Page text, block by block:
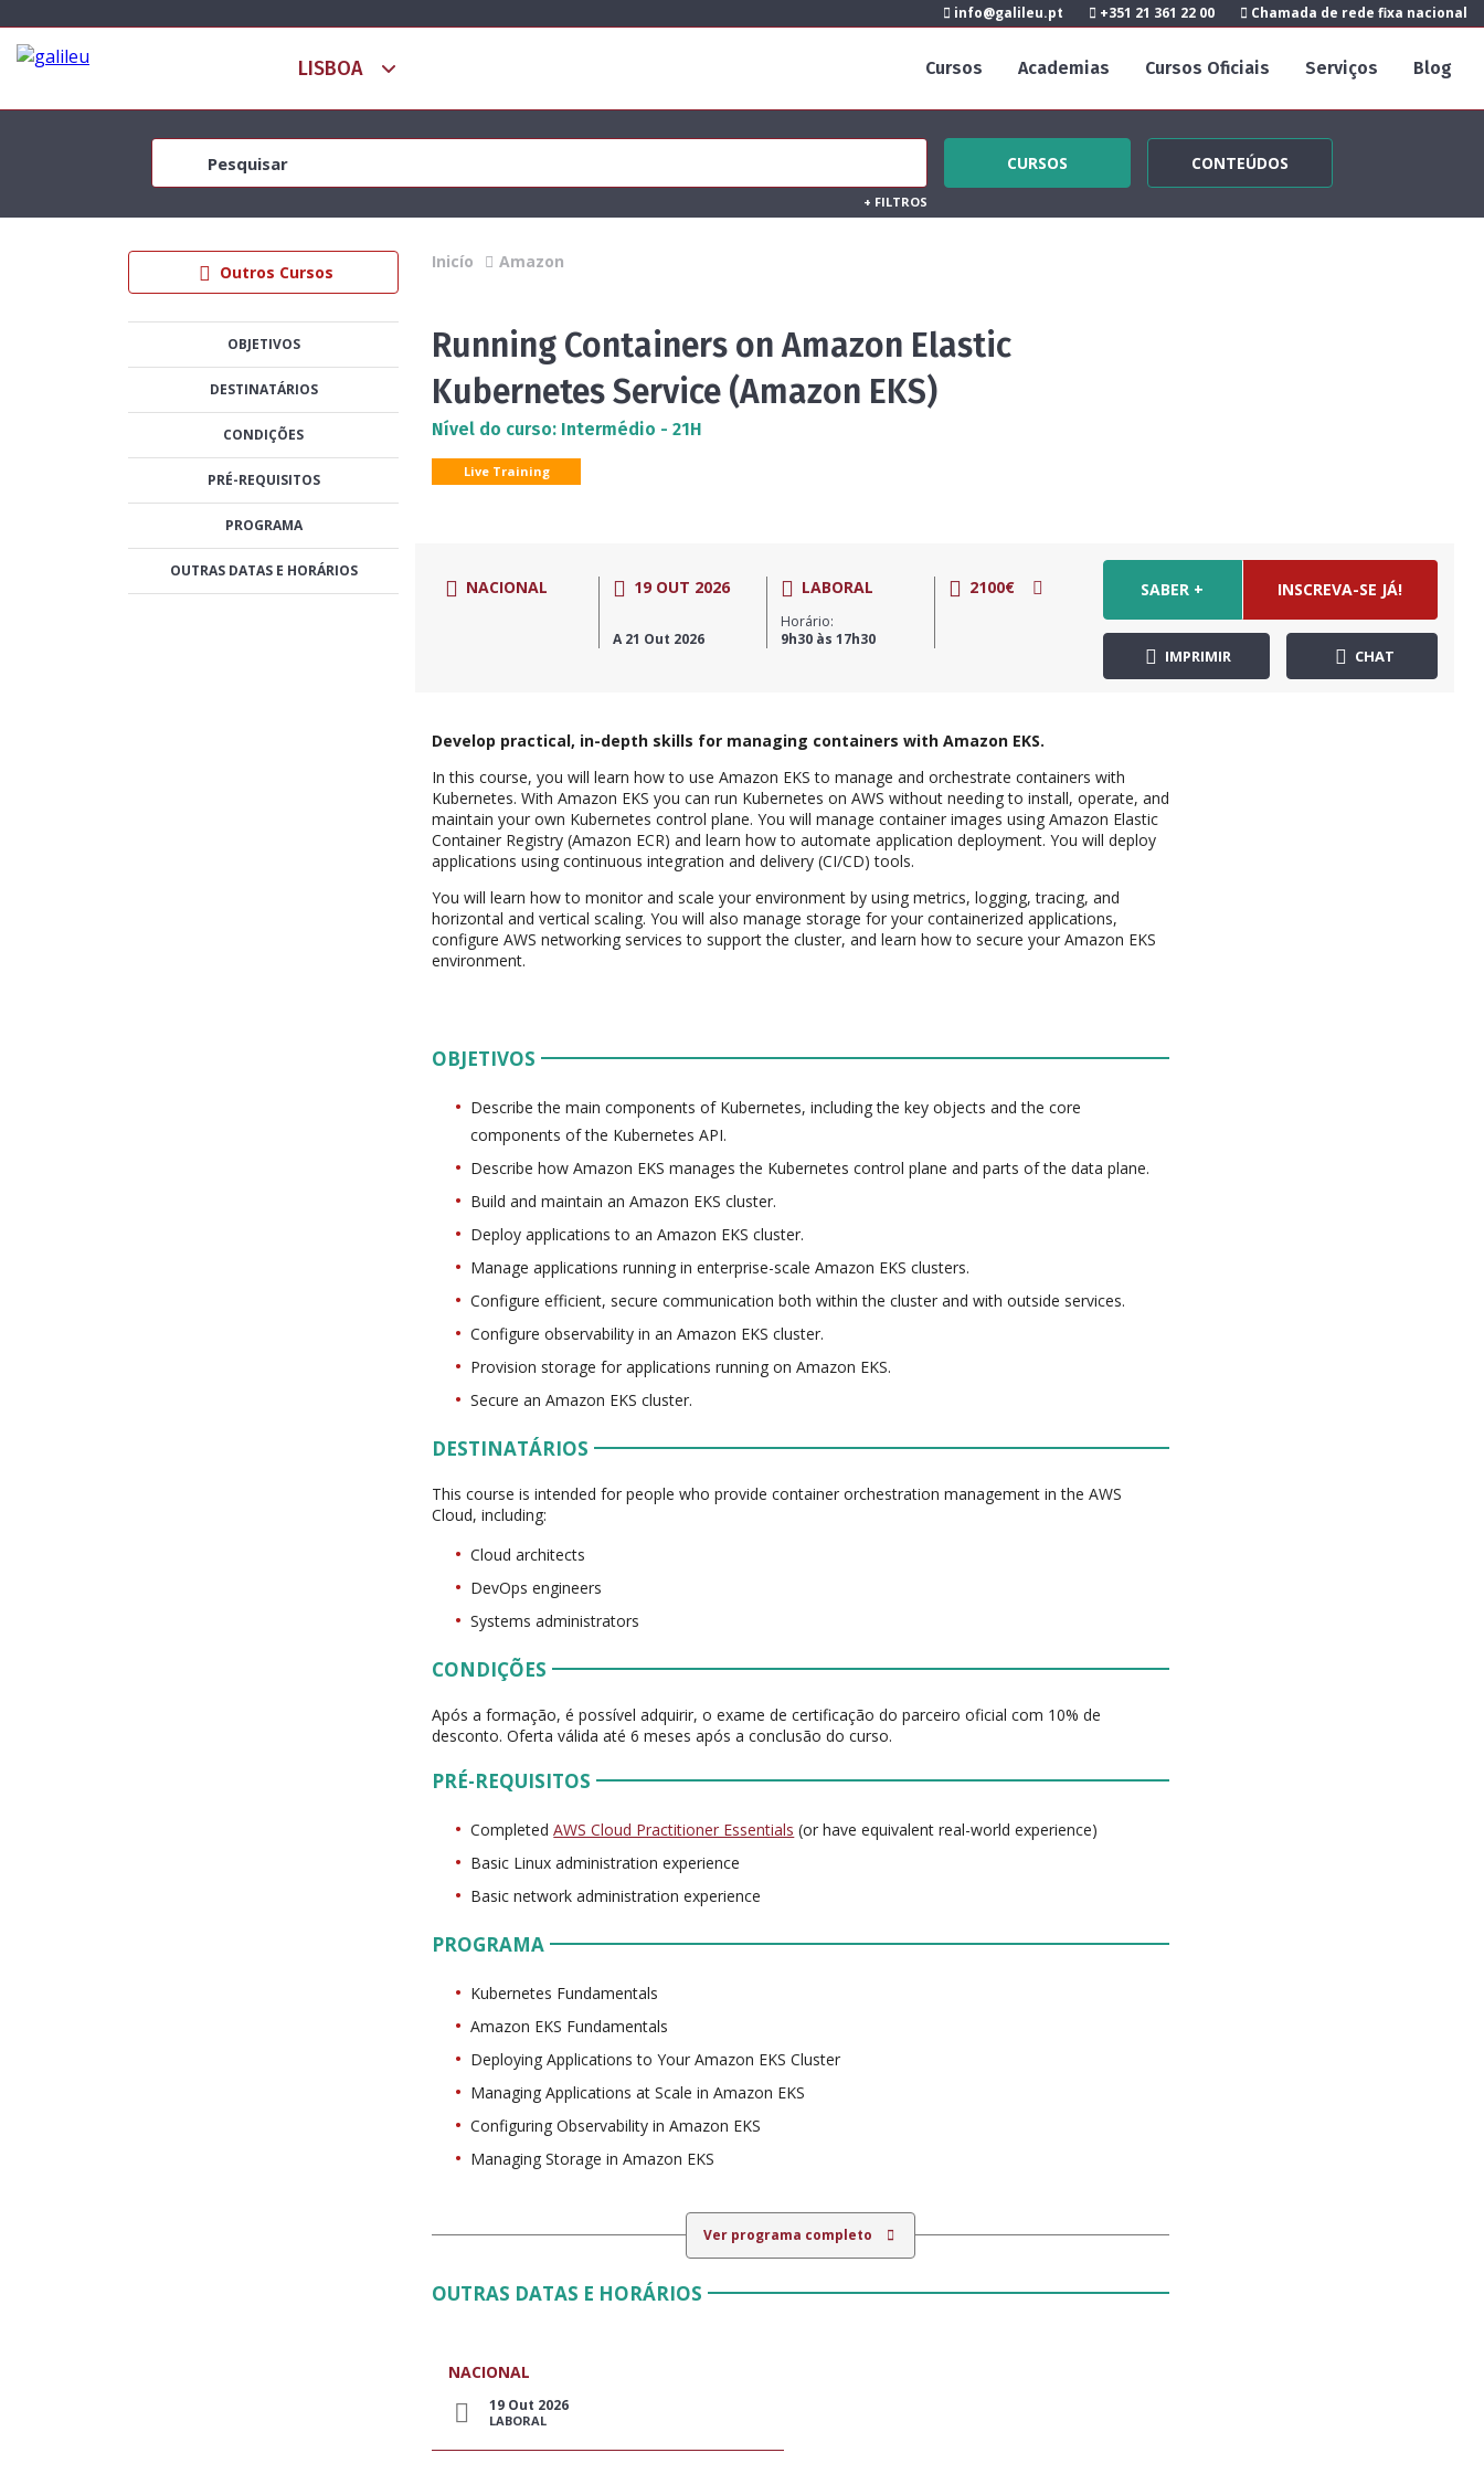
info@galileu.pt +351 21 361 22 00 Chamada de rede fixa nacional
Cursos Academias Cursos Oficiais Serviços Blog
CURSOS CONTEÚDOS
+ FILTROS
Outros Cursos
OBJETIVOS
DESTINATÁRIOS
CONDIÇÕES
PRÉ-REQUISITOS
PROGRAMA
OUTRAS DATAS E HORÁRIOS
Inicío Amazon
Running Containers on Amazon Elastic
Kubernetes Service (Amazon EKS)
Nível do curso: Intermédio - 21H
Live Training
NACIONAL 19 OUT 2026
A 21 Out 2026
LABORAL
Horário:
9h30 às 17h30
2100€ SABER + INSCREVA-SE JÁ!
IMPRIMIR CHAT
Develop practical, in-depth skills for managing containers with Amazon EKS.
In this course, you will learn how to use Amazon EKS to manage and orchestrate containers with
Kubernetes. With Amazon EKS you can run Kubernetes on AWS without needing to install, operate, and
maintain your own Kubernetes control plane. You will manage container images using Amazon Elastic
Container Registry (Amazon ECR) and learn how to automate application deployment. You will deploy
applications using continuous integration and delivery (CI/CD) tools.
You will learn how to monitor and scale your environment by using metrics, logging, tracing, and
horizontal and vertical scaling. You will also manage storage for your containerized applications,
configure AWS networking services to support the cluster, and learn how to secure your Amazon EKS
environment.
OBJETIVOS
Describe the main components of Kubernetes, including the key objects and the core
components of the Kubernetes API.
Describe how Amazon EKS manages the Kubernetes control plane and parts of the data plane.
Build and maintain an Amazon EKS cluster.
Deploy applications to an Amazon EKS cluster.
Manage applications running in enterprise-scale Amazon EKS clusters.
Configure efficient, secure communication both within the cluster and with outside services.
Configure observability in an Amazon EKS cluster.
Provision storage for applications running on Amazon EKS.
Secure an Amazon EKS cluster.
DESTINATÁRIOS
This course is intended for people who provide container orchestration management in the AWS
Cloud, including:
Cloud architects
DevOps engineers
Systems administrators
CONDIÇÕES
Após a formação, é possível adquirir, o exame de certificação do parceiro oficial com 10% de
desconto. Oferta válida até 6 meses após a conclusão do curso.
PRÉ-REQUISITOS
CompletedAWS Cloud Practitioner Essentials (or have equivalent real-world experience)
Basic Linux administration experience
Basic network administration experience
PROGRAMA
Kubernetes Fundamentals
Amazon EKS Fundamentals
Deploying Applications to Your Amazon EKS Cluster
Managing Applications at Scale in Amazon EKS
Configuring Observability in Amazon EKS
Managing Storage in Amazon EKS
Ver programa completo
OUTRAS DATAS E HORÁRIOS
NACIONAL
19 Out 2026
LABORAL